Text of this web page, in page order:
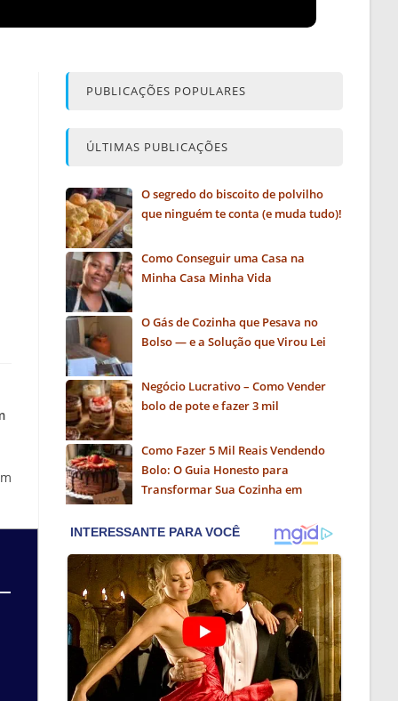
PUBLICAÇÕES POPULARES
ÚLTIMAS PUBLICAÇÕES
O segredo do biscoito de polvilho
que ninguém te conta (e muda tudo)!
Como Conseguir uma Casa na
Minha Casa Minha Vida
O Gás de Cozinha que Pesava no
Bolso — e a Solução que Virou Lei
Negócio Lucrativo – Como Vender
bolo de pote e fazer 3 mil
Como Fazer 5 Mil Reais Vendendo
Bolo: O Guia Honesto para
Transformar Sua Cozinha em